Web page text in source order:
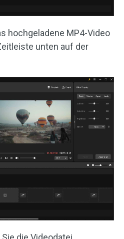
hochgeladene MP4-Video
unten auf der